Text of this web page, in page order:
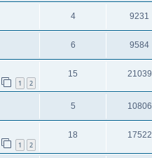
4 9231
6 9584
1 2
15 21039
5 10806
1 2
18 17522